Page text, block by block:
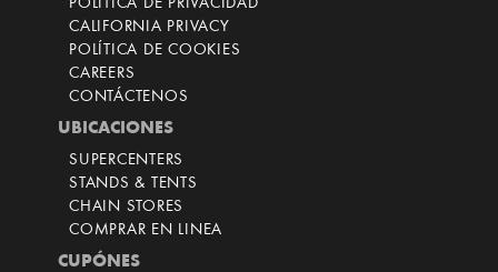
POLÍTICA DE PRIVACIDAD
CALIFORNIA PRIVACY
POLÍTICA DE COOKIES
CAREERS
CONTÁCTENOS
UBICACIONES
SUPERCENTERS
STANDS & TENTS
CHAIN STORES
COMPRAR EN LINEA
CUPÓNES